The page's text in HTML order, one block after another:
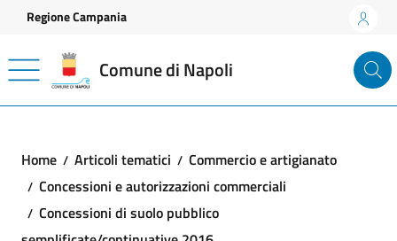
Vai ai contenuti
Vai al footer
Regione Campania
Comune di Napoli
Home Articoli tematici
Commercio e artigianato
Concessioni e autorizzazioni commerciali
Concessioni di suolo pubblico